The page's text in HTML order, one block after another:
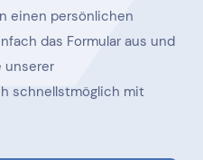
einen persönlichen
das Formular aus und
unserer
schnellstmöglich mit